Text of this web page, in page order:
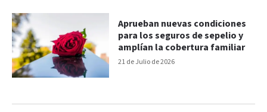
21 de Julio de 2026
Aprueban nuevas condiciones
para los seguros de sepelio y
amplían la cobertura familiar